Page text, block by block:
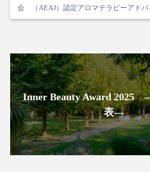
会 （AEAJ）認定アロマテラピーアドバ
Inner Beauty Award 2025
表―